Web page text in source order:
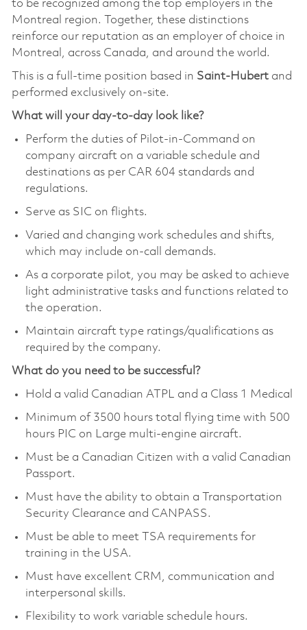
to be recognized among the top employers in the
Montreal region. Together, these distinctions
reinforce our reputation as an employer of choice in
Montreal, across Canada, and around the world.
This is a full-time position based in Saint-Hubert and
performed exclusively on-site.
What will your day-to-day look like?
Perform the duties of Pilot-in-Command on
company aircraft on a variable schedule and
destinations as per CAR 604 standards and
regulations.
Serve as SIC on flights.
Varied and changing work schedules and shifts,
which may include on-call demands.
As a corporate pilot, you may be asked to achieve
light administrative tasks and functions related to
the operation.
Maintain aircraft type ratings/qualifications as
required by the company.
What do you need to be successful?
Hold a valid Canadian ATPL and a Class 1 Medical
Minimum of 3500 hours total flying time with 500
hours PIC on Large multi-engine aircraft.
Must be a Canadian Citizen with a valid Canadian
Passport.
Must have the ability to obtain a Transportation
Security Clearance and CANPASS.
Must be able to meet TSA requirements for
training in the USA.
Must have excellent CRM, communication and
interpersonal skills.
Flexibility to work variable schedule hours.